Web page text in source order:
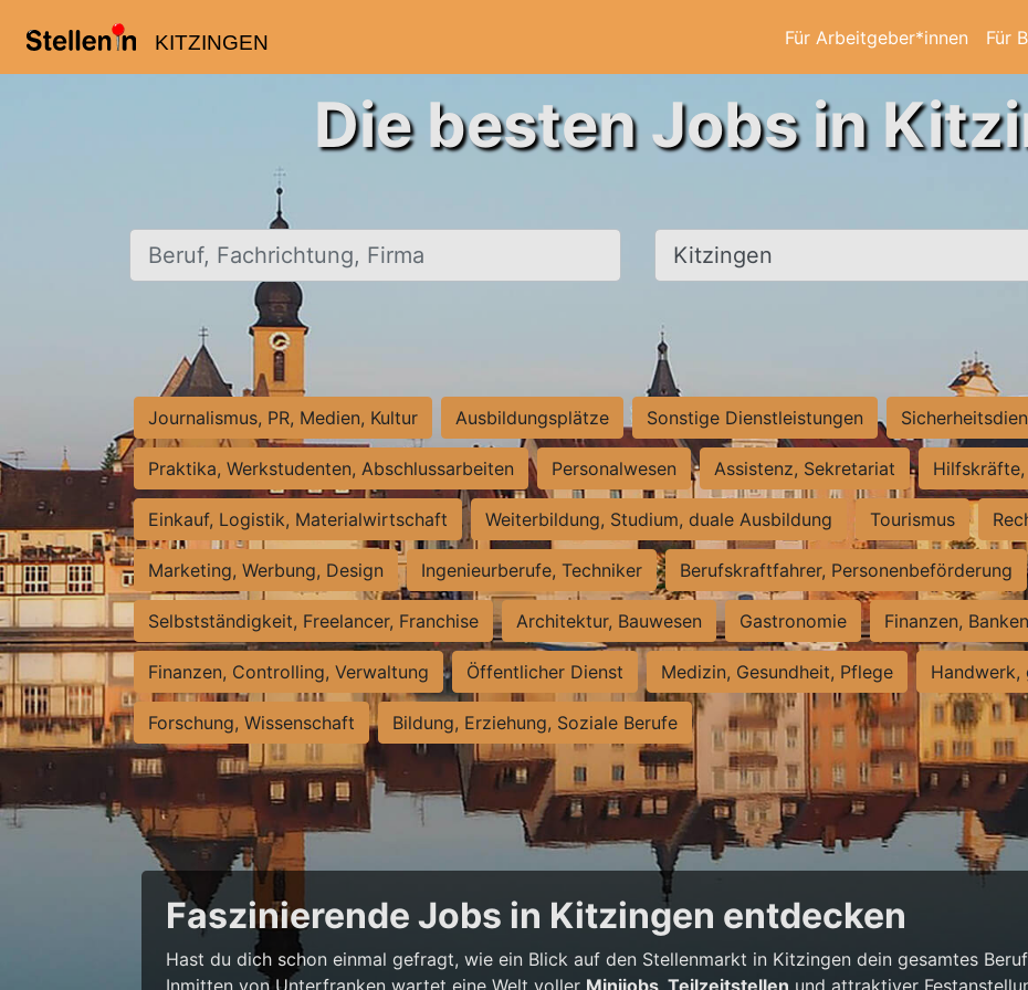
KITZINGEN Für Arbeitgeber*innen Für
Die besten Jobs in
Beruf, Fachrichtung, Firma Ort, Stadt
Journalismus, PR, Medien, Kultur Ausbildungsplätze Sonstige Dienstleistungen
Praktika, Werkstudenten, Abschlussarbeiten Personalwesen Assistenz, Sekretariat
Einkauf, Logistik, Materialwirtschaft Weiterbildung, Studium, duale Ausbildung Tourismus
Marketing, Werbung, Design Ingenieurberufe, Techniker Berufskraftfahrer, Personenbeförderung
Selbstständigkeit, Freelancer, Franchise Architektur, Bauwesen Gastronomie Finanzen,
Finanzen, Controlling, Verwaltung Öffentlicher Dienst Medizin, Gesundheit, Pflege Handwerk,
Forschung, Wissenschaft Bildung, Erziehung, Soziale Berufe
Faszinierende Jobs in Kitzingen entdecken
Hast du dich schon einmal gefragt, wie ein Blick auf den Stellenmarkt in Kitzingen dein gesamtes